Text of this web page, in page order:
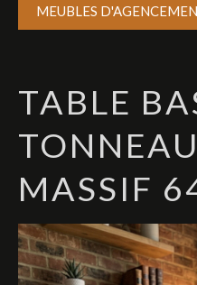
MEUBLES
TABLE
MASSIF